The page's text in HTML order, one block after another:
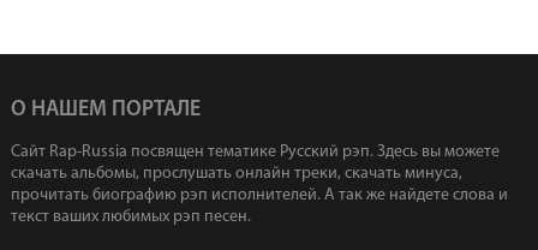
О НАШЕМ ПОРТАЛЕ
Сайт Rap-Russia посвящен тематике Русский рэп. Здесь вы можете
скачать альбомы, прослушать онлайн треки, скачать минуса,
прочитать биографию рэп исполнителей. А так же найдете слова и
текст ваших любимых рэп песен.